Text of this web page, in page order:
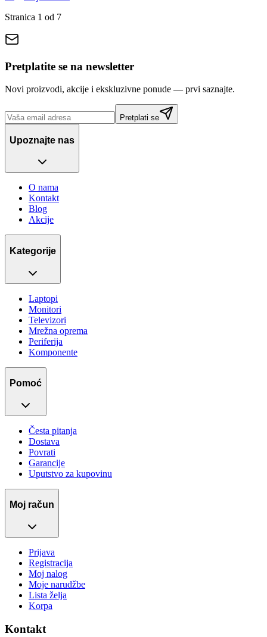
Stranica 1 od 7
Pretplatite se na newsletter
Novi proizvodi, akcije i ekskluzivne ponude — prvi saznajte.
Pretplati se
Upoznajte nas
O nama
Kontakt
Blog
Akcije
Kategorije
Laptopi
Monitori
Televizori
Mrežna oprema
Periferija
Komponente
Pomoć
Česta pitanja
Dostava
Povrati
Garancije
Uputstvo za kupovinu
Moj račun
Prijava
Registracija
Moj nalog
Moje narudžbe
Lista želja
Korpa
Kontakt